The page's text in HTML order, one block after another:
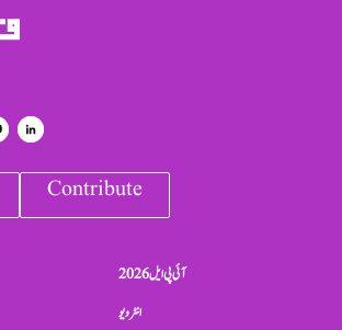
Contribute
آئی پی ایل 2026
انٹرویو